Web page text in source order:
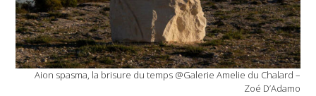
Aion spasma, la brisure du temps @Galerie Amelie du Chalard –
Zoé D’Adamo